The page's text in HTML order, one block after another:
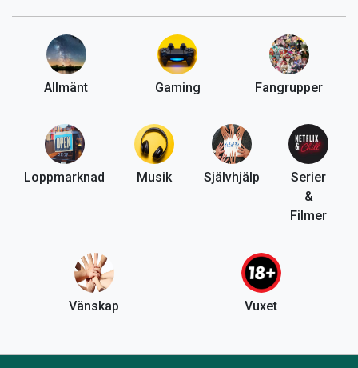
Allmänt Gaming Fangrupper
Loppmarknad Musik Självhjälp
Serier
&
Filmer
Vänskap Vuxet